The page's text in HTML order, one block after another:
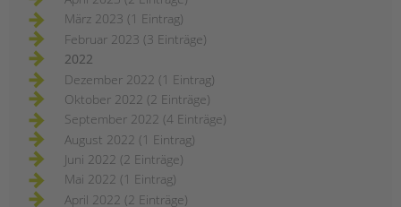
März 2023 (1 Eintrag)
Februar 2023 (3 Einträge)
2022
Dezember 2022 (1 Eintrag)
Oktober 2022 (2 Einträge)
September 2022 (4 Einträge)
August 2022 (1 Eintrag)
Juni 2022 (2 Einträge)
Mai 2022 (1 Eintrag)
April 2022 (2 Einträge)